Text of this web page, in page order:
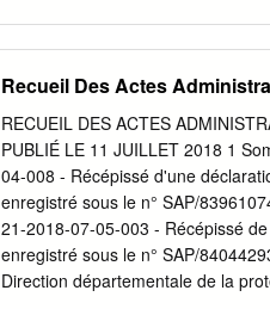
SAÔNE 30 km 2 5 20 18 13 19 16
23,5 km 15 25 26 2020 Carte
Lac de Chour 21 9 10 SAINT-
La Saône en Bourgogne 8 Vers
WALKING / WANDERN
Office de Tourisme Rives de
itinéraires de randonnée pédestre
véloroutes sont réservées aux
Recueil Des Actes
RECUEIL DES ACTES
PUBLIÉ LE 11 JUILLET 2018 1
04-008 - Récépissé d'une
enregistré sous le n° SAP/
21-2018-07-05-003 - Récépissé
enregistré sous le n° SAP/
Direction départementale de la